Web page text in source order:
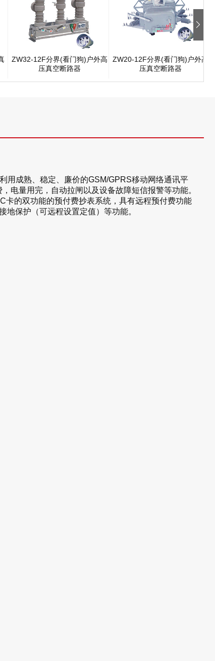
ZW32-12F分界(看门狗)户外高
压真空断路器
ZW20-12F分界(看门狗)户外高
压真空断路器
用成熟、稳定、廉价的GSM/GPRS移动网络通讯平
电量用完，自动拉闸以及设备故障短信报警等功能。
卡的双功能的预付费抄表系统，具有远程预付费功能
保护（可远程设置定值）等功能。